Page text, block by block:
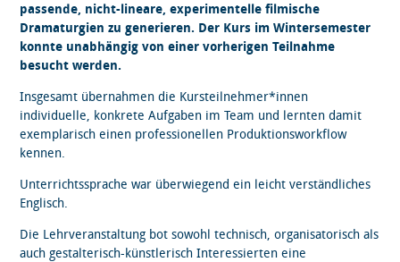
passende, nicht-lineare, experimentelle filmische
Dramaturgien zu generieren. Der Kurs im Wintersemester
konnte unabhängig von einer vorherigen Teilnahme
besucht werden.
Insgesamt übernahmen die Kursteilnehmer*innen
individuelle, konkrete Aufgaben im Team und lernten damit
exemplarisch einen professionellen Produktionsworkflow
kennen.
Unterrichtssprache war überwiegend ein leicht verständliches
Englisch.
Die Lehrveranstaltung bot sowohl technisch, organisatorisch als
auch gestalterisch-künstlerisch Interessierten eine